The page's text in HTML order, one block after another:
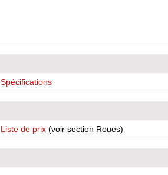
Spécifications
Liste de prix (voir section Roues)